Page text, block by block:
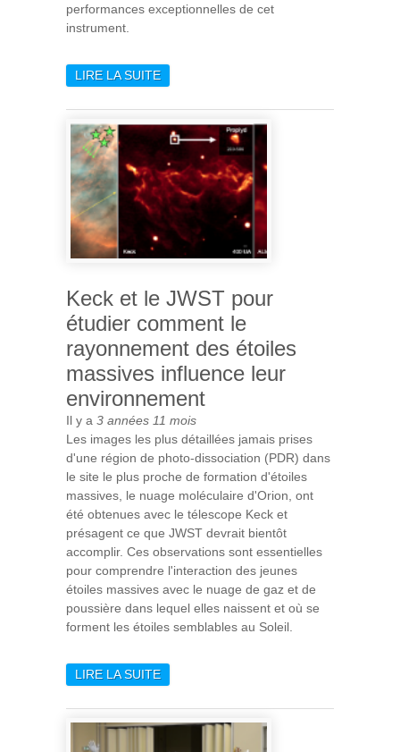
performances exceptionnelles de cet
instrument.
LIRE LA SUITEDE TÉLESCOPE JAMES
DE LA NÉBULEUSE D’ORION
Keck et le JWST pour
étudier comment le
rayonnement des étoiles
massives influence leur
environnement
Il y a 3 années 11 mois
Les images les plus détaillées jamais prises
d'une région de photo-dissociation (PDR) dans
le site le plus proche de formation d'étoiles
massives, le nuage moléculaire d'Orion, ont
été obtenues avec le télescope Keck et
présagent ce que JWST devrait bientôt
accomplir. Ces observations sont essentielles
pour comprendre l'interaction des jeunes
étoiles massives avec le nuage de gaz et de
poussière dans lequel elles naissent et où se
forment les étoiles semblables au Soleil.
LIRE LA SUITEDE KECK ET LE JWST POUR
RAYONNEMENT DES
ÉTOILES MASSIVES
INFLUENCE LEUR